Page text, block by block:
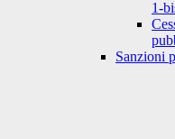
1-
Sanzioni